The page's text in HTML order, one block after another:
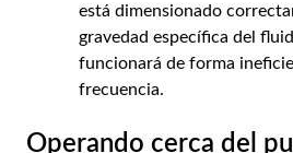
está dimensionado
gravedad específica del
funcionará de forma
frecuencia.
Operando cerca del